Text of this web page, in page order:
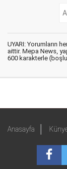
UYARI: Yorumların
aittir. Mepa News,
600 karakterle
Anasayfa